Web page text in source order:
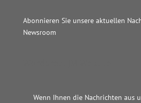
Abonnieren Sie unsere aktuellen
Newsroom
Wenn Ihnen die Nachrichten aus